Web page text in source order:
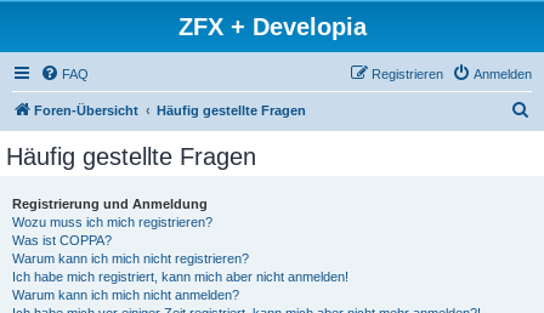
ZFX + Developia
FAQ Anmelden
Registrieren
Foren-Übersicht Häufig gestellte Fragen
Häufig gestellte Fragen
Registrierung und Anmeldung
Wozu muss ich mich registrieren?
Was ist COPPA?
Warum kann ich mich nicht registrieren?
Ich habe mich registriert, kann mich aber nicht anmelden!
Warum kann ich mich nicht anmelden?